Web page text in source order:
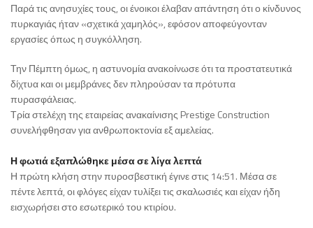
Παρά τις ανησυχίες τους, οι ένοικοι έλαβαν απάντηση ότι ο κίνδυνος
πυρκαγιάς ήταν «σχετικά χαμηλός», εφόσον αποφεύγονταν
εργασίες όπως η συγκόλληση.
Την Πέμπτη όμως, η αστυνομία ανακοίνωσε ότι τα προστατευτικά
δίχτυα και οι μεμβράνες δεν πληρούσαν τα πρότυπα
πυρασφάλειας.
Τρία στελέχη της εταιρείας ανακαίνισης Prestige Construction
συνελήφθησαν για ανθρωποκτονία εξ αμελείας.
Η φωτιά εξαπλώθηκε μέσα σε λίγα λεπτά
Η πρώτη κλήση στην πυροσβεστική έγινε στις 14:51. Μέσα σε
πέντε λεπτά, οι φλόγες είχαν τυλίξει τις σκαλωσιές και είχαν ήδη
εισχωρήσει στο εσωτερικό του κτιρίου.